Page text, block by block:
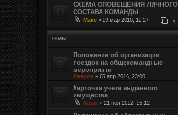
СХЕМА ОПОВЕЩЕНИЯ ЛИЧНОГО
СОСТАВА КОМАНДЫ
Макс » 19 мар 2010, 11:27 1
ТЕМЫ
Положение об организации
поездок на общекомандные
мероприяти
Аверон » 05 апр 2016, 23:00
Карточка учета выданного
имущества
Казак » 21 ноя 2012, 15:12